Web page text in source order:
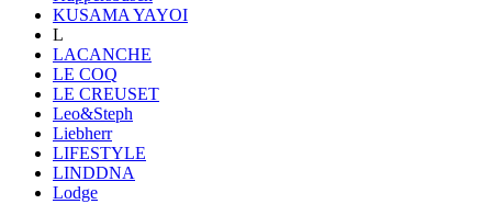
KUSAMA YAYOI
L
LACANCHE
LE COQ
LE CREUSET
Leo&Steph
Liebherr
LIFESTYLE
LINDDNA
Lodge